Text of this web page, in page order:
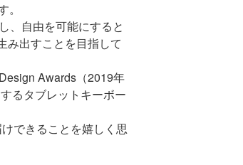
、自由を可能にすると
み出すことを目指して
Awards （2019年
るタブレットキーボー
できることを嬉しく思